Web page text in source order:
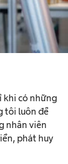
khi có những
tôi luôn đề
nhân viên
phát huy